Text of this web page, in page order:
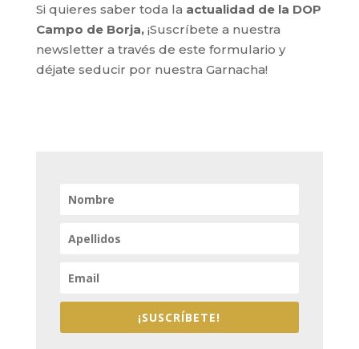
Si quieres saber toda la actualidad de la DOP
Campo de Borja,¡Suscríbete a nuestra
newsletter a través de este formulario y
déjate seducir por nuestra Garnacha!
¡SUSCRÍBETE!